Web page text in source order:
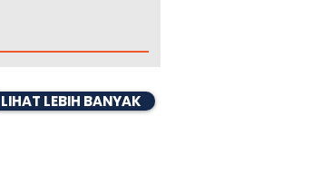
LIHAT LEBIH BANYAK